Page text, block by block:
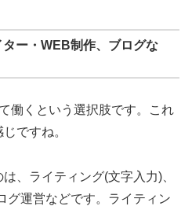
ー・WEB制作、ブログな
働くという選択肢です。これ
ですね。
、ライティング(文字入力)、
グ運営などです。ライティン